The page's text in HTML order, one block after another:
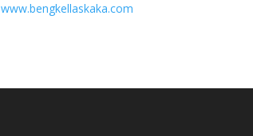
www.bengkellaskaka.com